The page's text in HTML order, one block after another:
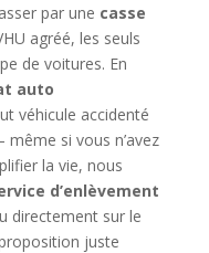
par une casse
agréé, les seuls
de voitures. En
auto
véhicule accidenté
si vous n’avez
la vie, nous
d’enlèvement
directement sur le
juste